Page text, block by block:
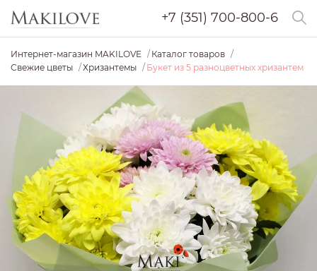
+7 (351) 700-800-6
Интернет-магазин MAKILOVE
Каталог товаров
Свежие цветы
Хризантемы Букет из 5 разноцветных хризантем